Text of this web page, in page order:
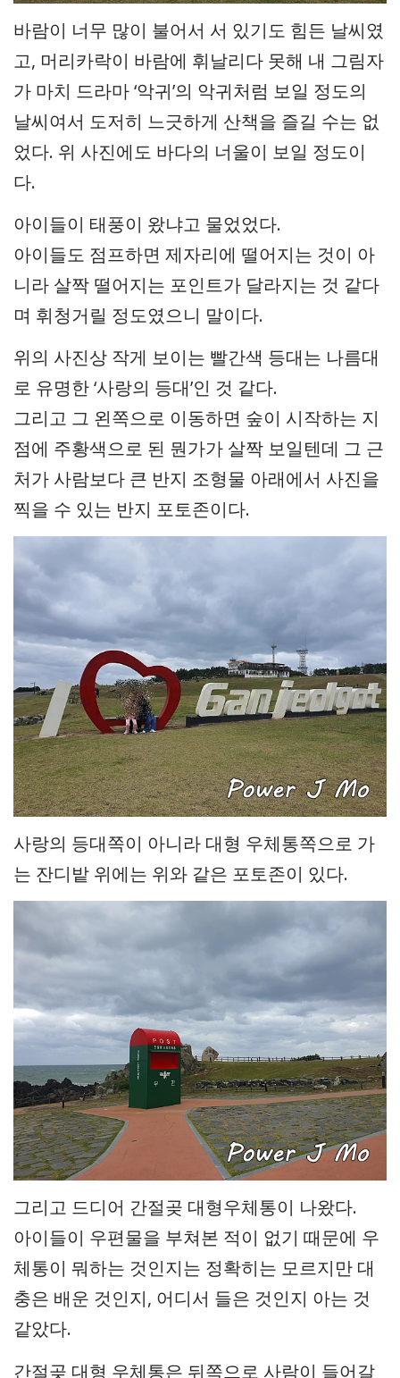
바람이 너무 많이 불어서 서 있기도 힘든 날씨였
고, 머리카락이 바람에 휘날리다 못해 내 그림자
가 마치 드라마 ‘악귀’의 악귀처럼 보일 정도의
날씨여서 도저히 느긋하게 산책을 즐길 수는 없
었다. 위 사진에도 바다의 너울이 보일 정도이
다.
아이들이 태풍이 왔냐고 물었었다.
아이들도 점프하면 제자리에 떨어지는 것이 아
니라 살짝 떨어지는 포인트가 달라지는 것 같다
며 휘청거릴 정도였으니 말이다.
위의 사진상 작게 보이는 빨간색 등대는 나름대
로 유명한 ‘사랑의 등대’인 것 같다.
그리고 그 왼쪽으로 이동하면 숲이 시작하는 지
점에 주황색으로 된 뭔가가 살짝 보일텐데 그 근
처가 사람보다 큰 반지 조형물 아래에서 사진을
찍을 수 있는 반지 포토존이다.
사랑의 등대쪽이 아니라 대형 우체통쪽으로 가
는 잔디밭 위에는 위와 같은 포토존이 있다.
그리고 드디어 간절곶 대형우체통이 나왔다.
아이들이 우편물을 부쳐본 적이 없기 때문에 우
체통이 뭐하는 것인지는 정확히는 모르지만 대
충은 배운 것인지, 어디서 들은 것인지 아는 것
같았다.
간절곶 대형 우체통은 뒤쪽으로 사람이 들어갈